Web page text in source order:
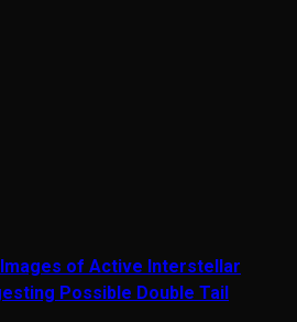
of Active Interstellar
Possible Double Tail